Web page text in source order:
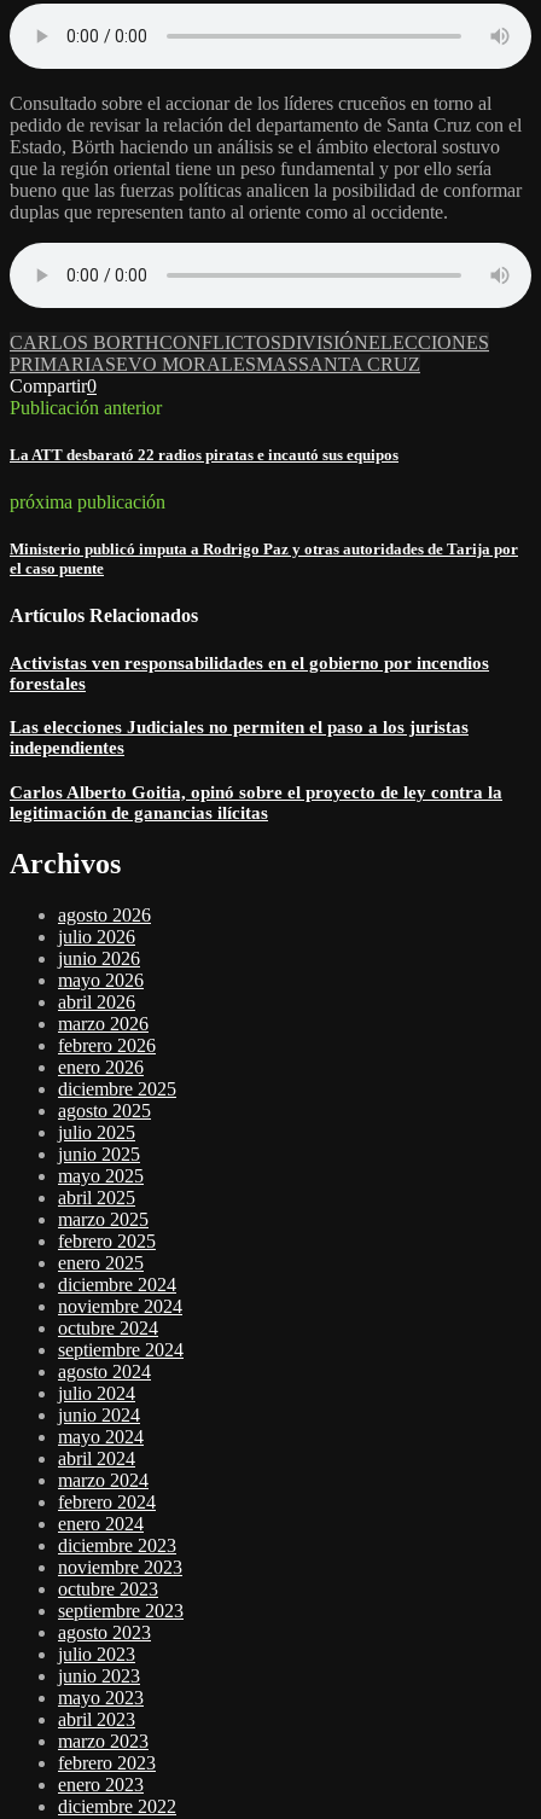
Consultado sobre el accionar de los líderes cruceños en torno al
pedido de revisar la relación del departamento de Santa Cruz con el
Estado, Börth haciendo un análisis se el ámbito electoral sostuvo
que la región oriental tiene un peso fundamental y por ello sería
bueno que las fuerzas políticas analicen la posibilidad de conformar
duplas que representen tanto al oriente como al occidente.
CARLOS BORTHCONFLICTOSDIVISIÓNELECCIONES
PRIMARIASEVO MORALESMASSANTA CRUZ
Compartir0
Publicación anterior
La ATT desbarató 22 radios piratas e incautó sus equipos
próxima publicación
Ministerio publicó imputa a Rodrigo Paz y otras autoridades de Tarija por
el caso puente
Artículos Relacionados
Activistas ven responsabilidades en el gobierno por incendios
forestales
Las elecciones Judiciales no permiten el paso a los juristas
independientes
Carlos Alberto Goitia, opinó sobre el proyecto de ley contra la
legitimación de ganancias ilícitas
Archivos
agosto 2026
julio 2026
junio 2026
mayo 2026
abril 2026
marzo 2026
febrero 2026
enero 2026
diciembre 2025
agosto 2025
julio 2025
junio 2025
mayo 2025
abril 2025
marzo 2025
febrero 2025
enero 2025
diciembre 2024
noviembre 2024
octubre 2024
septiembre 2024
agosto 2024
julio 2024
junio 2024
mayo 2024
abril 2024
marzo 2024
febrero 2024
enero 2024
diciembre 2023
noviembre 2023
octubre 2023
septiembre 2023
agosto 2023
julio 2023
junio 2023
mayo 2023
abril 2023
marzo 2023
febrero 2023
enero 2023
diciembre 2022